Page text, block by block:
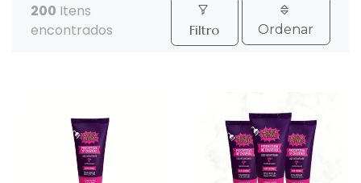
200 Itens
encontrados
Filtro Ordenar